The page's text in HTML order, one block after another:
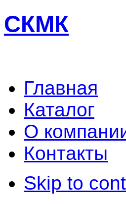
СКМК
Главная
Каталог
О
Контакты
Skip to